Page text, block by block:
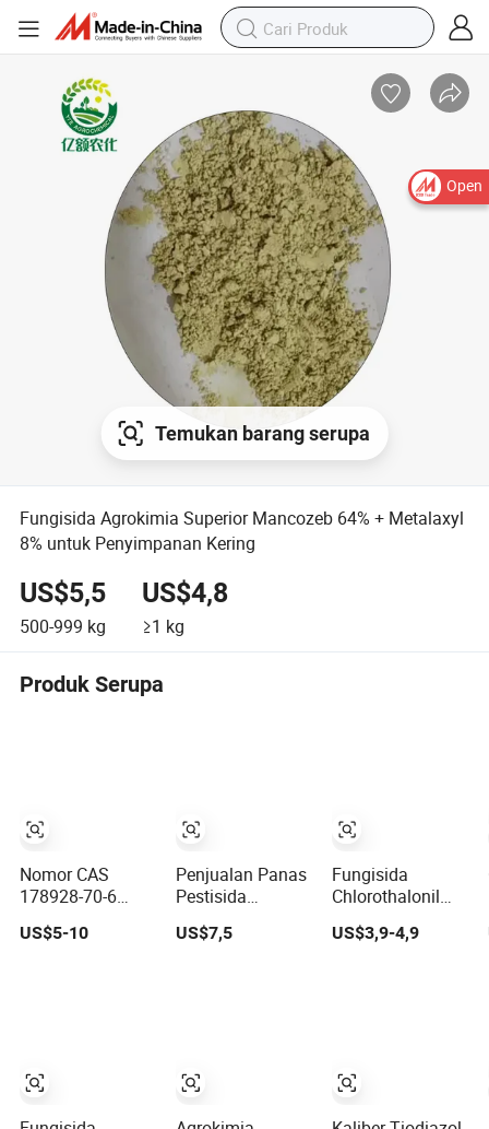
Open
Temukan barang serupa
Fungisida Agrokimia Superior Mancozeb 64% + Metalaxyl
8% untuk Penyimpanan Kering
US$5,5
500-999 kg
US$4,8
≥1 kg
Produk Serupa
Nomor CAS
178928-70-6
Fungisida
Sistemik
US$5-10
Penjualan Panas
Pestisida
Fungisida
Chinosol 50%SL
US$7,5
Fungisida
Chlorothalonil
95% TC 85% WG
720gl SC
US$3,9-4,9